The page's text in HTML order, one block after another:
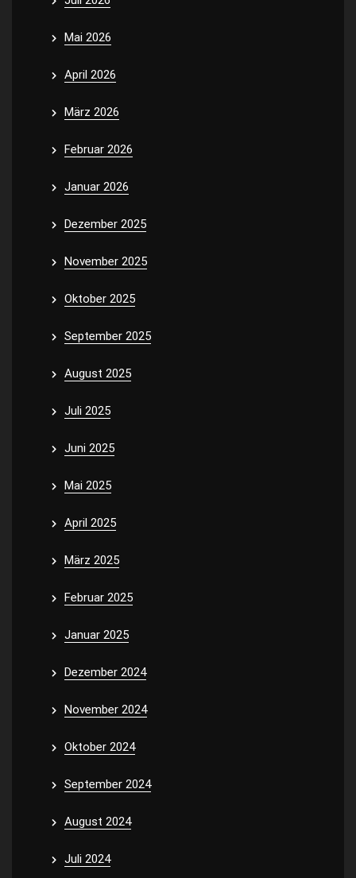
Mai 2026
April 2026
März 2026
Februar 2026
Januar 2026
Dezember 2025
November 2025
Oktober 2025
September 2025
August 2025
Juli 2025
Juni 2025
Mai 2025
April 2025
März 2025
Februar 2025
Januar 2025
Dezember 2024
November 2024
Oktober 2024
September 2024
August 2024
Juli 2024